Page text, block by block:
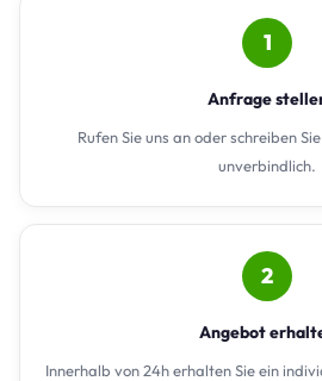
1
Anfrage
Rufen Sie uns an oder schreiben
unverbindlich.
2
Angebot
Innerhalb von 24h erhalten Sie ein